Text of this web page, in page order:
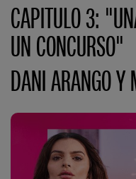
CAPITULO 3:
UN CONCURSO"
DANI ARANGO Y